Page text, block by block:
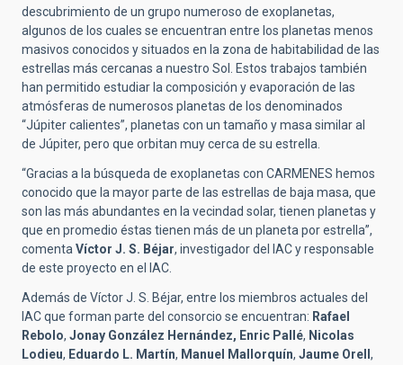
descubrimiento de un grupo numeroso de exoplanetas,
algunos de los cuales se encuentran entre los planetas menos
masivos conocidos y situados en la zona de habitabilidad de las
estrellas más cercanas a nuestro Sol. Estos trabajos también
han permitido estudiar la composición y evaporación de las
atmósferas de numerosos planetas de los denominados
“Júpiter calientes”, planetas con un tamaño y masa similar al
de Júpiter, pero que orbitan muy cerca de su estrella.
“Gracias a la búsqueda de exoplanetas con CARMENES hemos
conocido que la mayor parte de las estrellas de baja masa, que
son las más abundantes en la vecindad solar, tienen planetas y
que en promedio éstas tienen más de un planeta por estrella”,
comentaVíctor J. S. Béjar, investigador del IAC y responsable
de este proyecto en el IAC.
Además de Víctor J. S. Béjar, entre los miembros actuales del
IAC que forman parte del consorcio se encuentran: Rafael
Rebolo, Jonay González Hernández, Enric Pallé, Nicolas
Lodieu, Eduardo L. Martín, Manuel Mallorquín, Jaume Orell ,